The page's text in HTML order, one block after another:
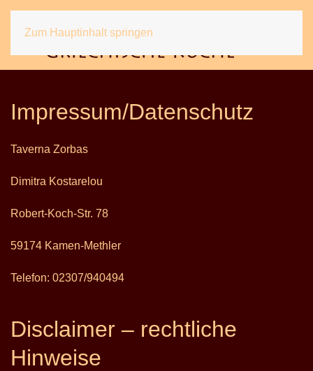
Zum Hauptinhalt springen
Impressum/Datenschutz
Taverna Zorbas
Dimitra Kostarelou
Robert-Koch-Str. 78
59174 Kamen-Methler
Telefon: 02307/940494
Disclaimer – rechtliche
Hinweise